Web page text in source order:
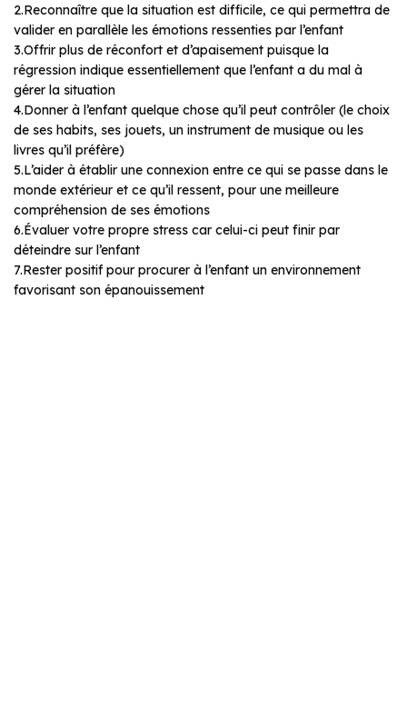
2.Reconnaître que la situation est difficile, ce qui permettra de
valider en parallèle les émotions ressenties par l’enfant
3.Offrir plus de réconfort et d’apaisement puisque la
régression indique essentiellement que l’enfant a du mal à
gérer la situation
4.Donner à l’enfant quelque chose qu’il peut contrôler (le choix
de ses habits, ses jouets, un instrument de musique ou les
livres qu’il préfère)
5.L’aider à établir une connexion entre ce qui se passe dans le
monde extérieur et ce qu’il ressent, pour une meilleure
compréhension de ses émotions
6.Évaluer votre propre stress car celui-ci peut finir par
déteindre sur l’enfant
7.Rester positif pour procurer à l’enfant un environnement
favorisant son épanouissement